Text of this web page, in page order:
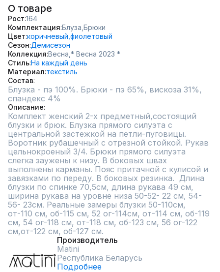
О товаре
Рост 164
Комплектация Блуза, Брюки
Цвет коричневый, фиолетовый
Сезон Демисезон
Коллекция Весна, * Весна 2023 *
СтильНа каждый день
Материал текстиль
Состав
Блузка - пэ 100%. Брюки - пэ 65%, вискоза 31%,
спандекс 4%
Описание
Комплект женский 2-х предметный,состоящий
блузки и брюк. Блузка прямого силуэта с
центральной застежкой на петли-пуговицы.
Воротник рубашечный с отрезной стойкой. Рукав
цельнокроеный 3/4. Брюки прямого силуэта
слегка заужены к низу. В боковых швах
выполнены карманы. Пояс притачной с кулисой и
завязками по переду. В боковых резинка.  Длина
блузки по спинке 70,5см, длина рукава 49 см,
ширина рукава на уровне низа 50-52- 22 см, 54-
56- 23см. Реальные замеры блузки 50-110см,
от-110 см, об-115 см, 52 ог-114см, от-114 см, об-119
см, 54 ог-118 см, от-118 см, об-123 см, 56 ог-122
см,от-122 см, об-127 см.
Производитель
Matini
Республика Беларусь
Подробнее